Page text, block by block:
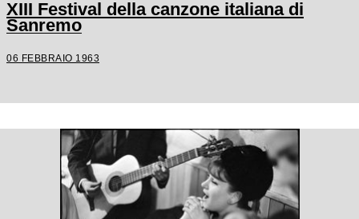
XIII Festival della canzone italiana di
Sanremo
06 FEBBRAIO 1963